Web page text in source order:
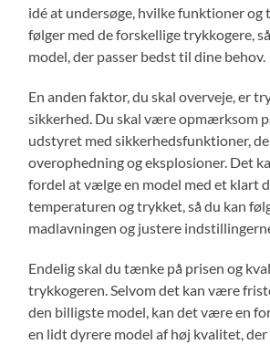
idé at undersøge, hvilke funktioner og
følger med de forskellige trykkogere,
model, der passer bedst til dine behov.
En anden faktor, du skal overveje, er
sikkerhed. Du skal være opmærksom
udstyret med sikkerhedsfunktioner,
overophedning og eksplosioner. Det
fordel at vælge en model med et klart
temperaturen og trykket, så du kan
madlavningen og justere
Endelig skal du tænke på prisen og
trykkogeren. Selvom det kan være
den billigste model, kan det være en
en lidt dyrere model af høj kvalitet,